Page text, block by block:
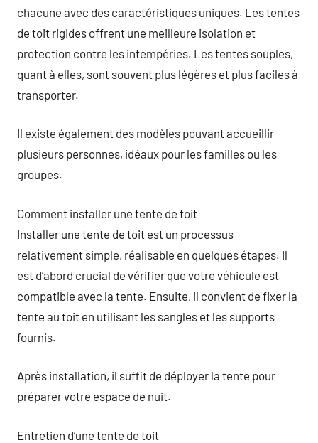
chacune avec des caractéristiques uniques. Les tentes
de toit rigides offrent une meilleure isolation et
protection contre les intempéries. Les tentes souples,
quant à elles, sont souvent plus légères et plus faciles à
transporter.
Il existe également des modèles pouvant accueillir
plusieurs personnes, idéaux pour les familles ou les
groupes.
Comment installer une tente de toit
Installer une tente de toit est un processus
relativement simple, réalisable en quelques étapes. Il
est d’abord crucial de vérifier que votre véhicule est
compatible avec la tente. Ensuite, il convient de fixer la
tente au toit en utilisant les sangles et les supports
fournis.
Après installation, il suffit de déployer la tente pour
préparer votre espace de nuit.
Entretien d’une tente de toit